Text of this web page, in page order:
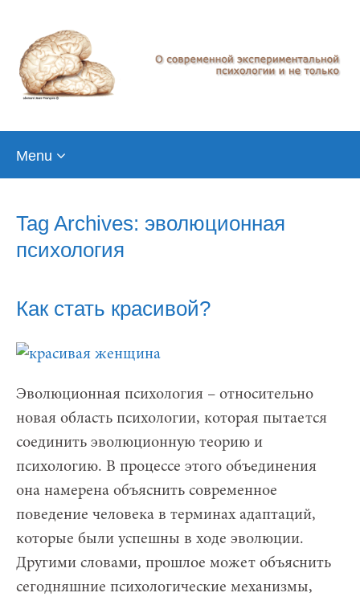
Menu
Tag Archives: эволюционная
психология
Как стать красивой?
Эволюционная психология – относительно
новая область психологии, которая пытается
соединить эволюционную теорию и
психологию. В процессе этого объединения
она намерена объяснить современное
поведение человека в терминах адаптаций,
которые были успешны в ходе эволюции.
Другими словами, прошлое может объяснить
сегодняшние психологические механизмы,